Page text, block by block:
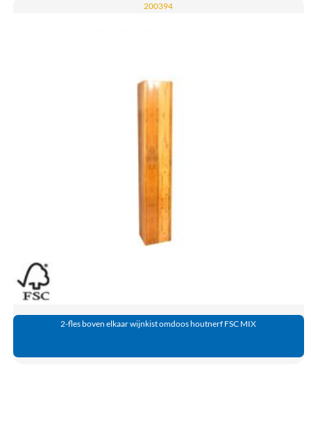
200394
2-fles boven elkaar wijnkist omdoos houtnerf FSC MIX